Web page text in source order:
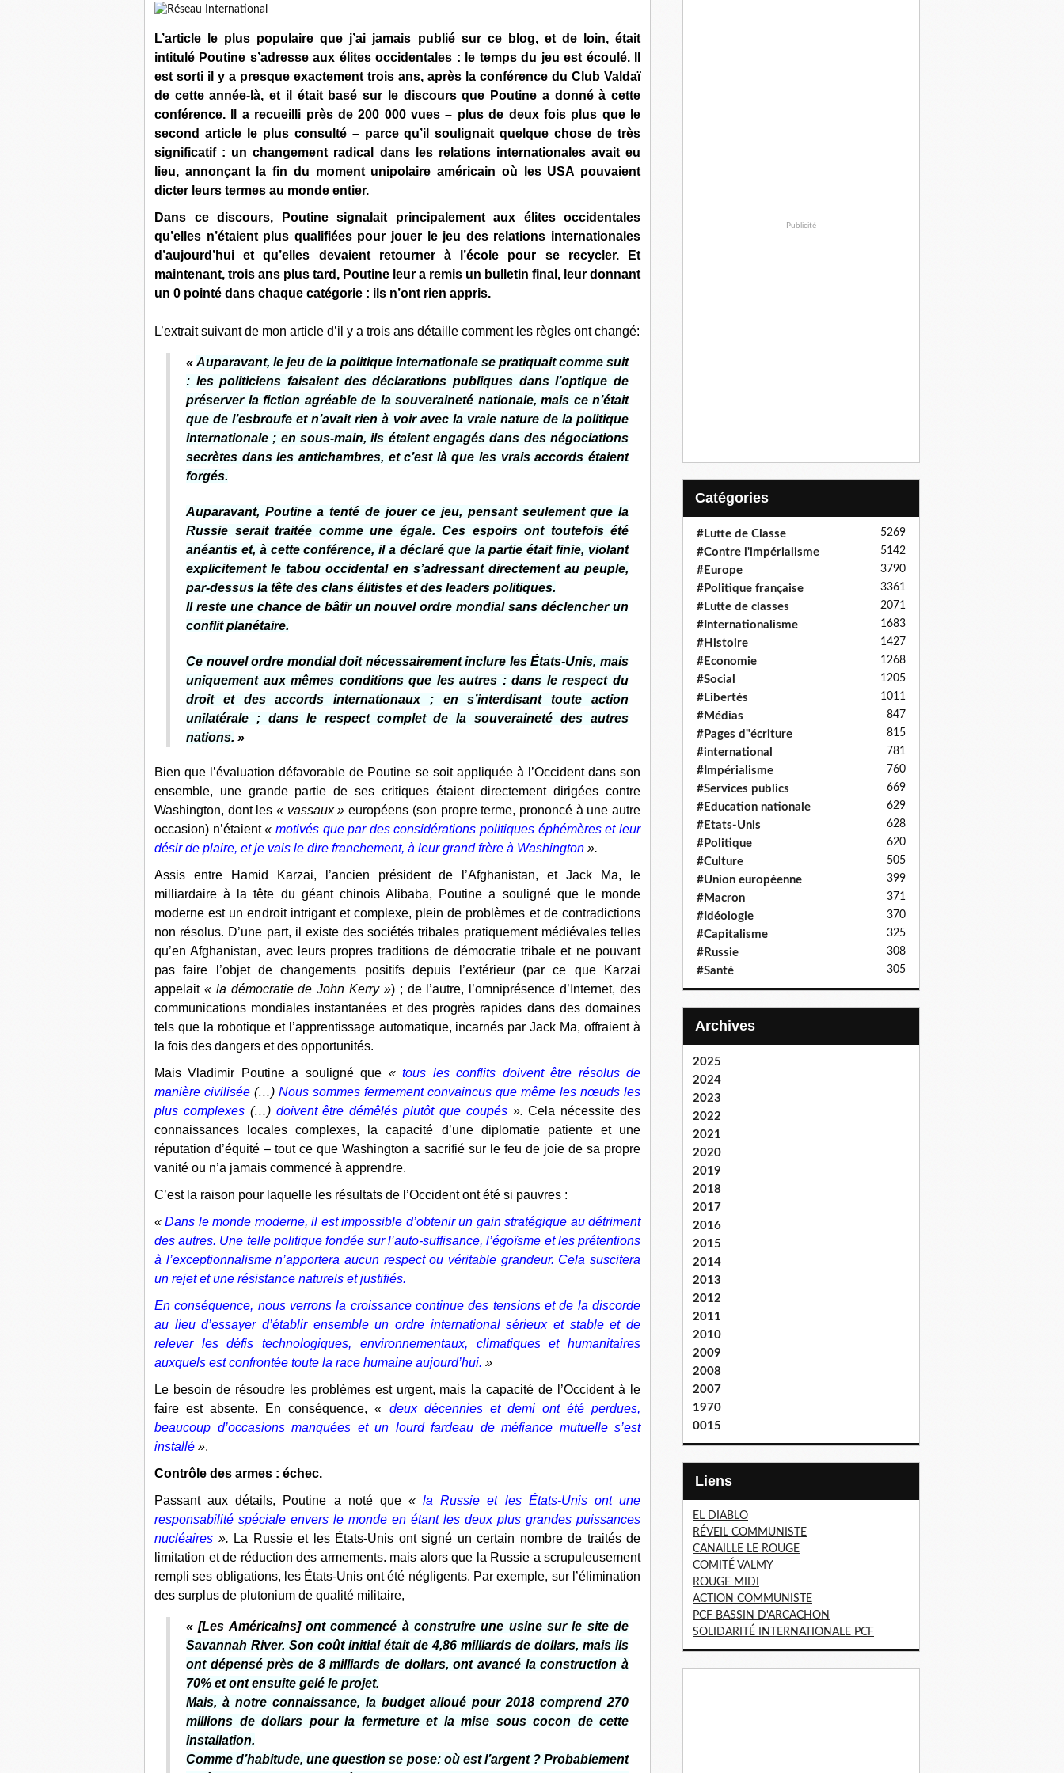
L’article le plus populaire que j’ai jamais publié sur ce blog, et de loin, était
intitulé Poutine s’adresse aux élites occidentales : le temps du jeu est écoulé. Il
est sorti il y a presque exactement trois ans, après la conférence du Club Valdaï
de cette année-là, et il était basé sur le discours que Poutine a donné à cette
conférence. Il a recueilli près de 200 000 vues – plus de deux fois plus que le
second article le plus consulté – parce qu’il soulignait quelque chose de très
significatif : un changement radical dans les relations internationales avait eu
lieu, annonçant la fin du moment unipolaire américain où les USA pouvaient
dicter leurs termes au monde entier.
Dans ce discours, Poutine signalait principalement aux élites occidentales
qu’elles n’étaient plus qualifiées pour jouer le jeu des relations internationales
d’aujourd’hui et qu’elles devaient retourner à l’école pour se recycler. Et
maintenant, trois ans plus tard, Poutine leur a remis un bulletin final, leur donnant
un 0 pointé dans chaque catégorie : ils n’ont rien appris.
L’extrait suivant de mon article d’il y a trois ans détaille comment les règles ont changé:
«Auparavant, le jeu de la politique internationale se pratiquait comme suit
: les politiciens faisaient des déclarations publiques dans l’optique de
préserver la fiction agréable de la souveraineté nationale, mais ce n’était
que de l’esbroufe et n’avait rien à voir avec la vraie nature de la politique
internationale ; en sous-main, ils étaient engagés dans des négociations
secrètes dans les antichambres, et c’est là que les vrais accords étaient
forgés.
Auparavant, Poutine a tenté de jouer ce jeu, pensant seulement que la
Russie serait traitée comme une égale. Ces espoirs ont toutefois été
anéantis et, à cette conférence, il a déclaré que la partie était finie, violant
explicitement le tabou occidental en s’adressant directement au peuple,
par-dessus la tête des clans élitistes et des leaders politiques.
Il reste une chance de bâtir un nouvel ordre mondial sans déclencher un
conflit planétaire.
Ce nouvel ordre mondial doit nécessairement inclure les États-Unis, mais
uniquement aux mêmes conditions que les autres : dans le respect du
droit et des accords internationaux ; en s’interdisant toute action
unilatérale ; dans le respect complet de la souveraineté des autres
nations. »
Bien que l’évaluation défavorable de Poutine se soit appliquée à l’Occident dans son
ensemble, une grande partie de ses critiques étaient directement dirigées contre
Washington, dont les« vassaux » européens (son propre terme, prononcé à une autre
occasion) n’étaient« motivés que par des considérations politiques éphémères et leur
désir de plaire, et je vais le dire franchement, à leur grand frère à Washington ».
Assis entre Hamid Karzai, l’ancien président de l’Afghanistan, et Jack Ma, le
milliardaire à la tête du géant chinois Alibaba, Poutine a souligné que le monde
moderne est un endroit intrigant et complexe, plein de problèmes et de contradictions
non résolus. D’une part, il existe des sociétés tribales pratiquement médiévales telles
qu’en Afghanistan, avec leurs propres traditions de démocratie tribale et ne pouvant
pas faire l’objet de changements positifs depuis l’extérieur (par ce que Karzai
appelait « la démocratie de John Kerry ») ; de l’autre, l’omniprésence d’Internet, des
communications mondiales instantanées et des progrès rapides dans des domaines
tels que la robotique et l’apprentissage automatique, incarnés par Jack Ma, offraient à
la fois des dangers et des opportunités.
Mais Vladimir Poutine a souligné que «tous les conflits doivent être résolus de
manière civilisée (…) Nous sommes fermement convaincus que même les nœuds les
plus complexes(…) doivent être démêlés plutôt que coupés ». Cela nécessite des
connaissances locales complexes, la capacité d’une diplomatie patiente et une
réputation d’équité – tout ce que Washington a sacrifié sur le feu de joie de sa propre
vanité ou n’a jamais commencé à apprendre.
C’est la raison pour laquelle les résultats de l’Occident ont été si pauvres :
« Dans le monde moderne, il est impossible d’obtenir un gain stratégique au détriment
des autres. Une telle politique fondée sur l’auto-suffisance, l’égoïsme et les prétentions
à l’exceptionnalisme n’apportera aucun respect ou véritable grandeur. Cela suscitera
un rejet et une résistance naturels et justifiés.
En conséquence, nous verrons la croissance continue des tensions et de la discorde
au lieu d’essayer d’établir ensemble un ordre international sérieux et stable et de
relever les défis technologiques, environnementaux, climatiques et humanitaires
auxquels est confrontée toute la race humaine aujourd’hui. »
Le besoin de résoudre les problèmes est urgent, mais la capacité de l’Occident à le
faire est absente. En conséquence,« deux décennies et demi ont été perdues,
beaucoup d’occasions manquées et un lourd fardeau de méfiance mutuelle s’est
installé ».
Contrôle des armes : échec.
Passant aux détails, Poutine a noté que « la Russie et les États-Unis ont une
responsabilité spéciale envers le monde en étant les deux plus grandes puissances
nucléaires ». La Russie et les États-Unis ont signé un certain nombre de traités de
limitation et de réduction des armements. mais alors que la Russie a scrupuleusement
rempli ses obligations, les États-Unis ont été négligents. Par exemple, sur l’élimination
des surplus de plutonium de qualité militaire,
« [Les Américains] ont commencé à construire une usine sur le site de
Savannah River. Son coût initial était de 4,86 milliards de dollars, mais ils
ont dépensé près de 8 milliards de dollars, ont avancé la construction à
70% et ont ensuite gelé le projet.
Mais, à notre connaissance, la budget alloué pour 2018 comprend 270
millions de dollars pour la fermeture et la mise sous cocon de cette
installation.
Comme d’habitude, une question se pose: où est l’argent ? Probablement
Publicité
Catégories
#Lutte de Classe 5269
#Contre l'impérialisme 5142
#Europe 3790
#Politique française 3361
#Lutte de classes 2071
#Internationalisme 1683
#Histoire 1427
#Economie 1268
#Social 1205
#Libertés 1011
#Médias 847
#Pages d"écriture 815
#international 781
#Impérialisme 760
#Services publics 669
#Education nationale 629
#Etats-Unis 628
#Politique 620
#Culture 505
#Union européenne 399
#Macron 371
#Idéologie 370
#Capitalisme 325
#Russie 308
#Santé 305
Archives
2025
2024
2023
2022
2021
2020
2019
2018
2017
2016
2015
2014
2013
2012
2011
2010
2009
2008
2007
1970
0015
Liens
EL DIABLO
RÉVEIL COMMUNISTE
CANAILLE LE ROUGE
COMITÉ VALMY
ROUGE MIDI
ACTION COMMUNISTE
PCF BASSIN D'ARCACHON
SOLIDARITÉ INTERNATIONALE PCF